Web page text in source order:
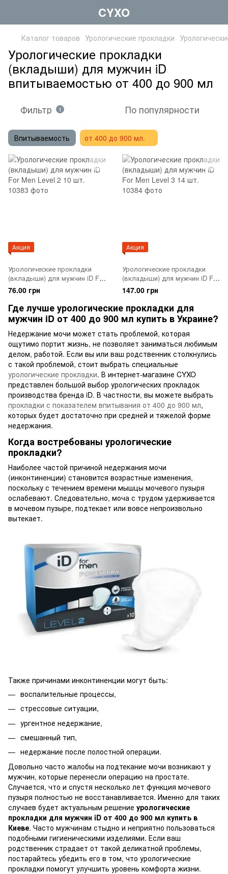
CYXO
Каталог товаров Урологические прокладки
Урологические прокладки
(вкладыши) для мужчин iD
впитываемостью от 400 до 900 мл
Фильтр 1 По популярности
Впитываемость от 400 до 900 мл.
Акция
Урологические прокладки
(вкладыши) для мужчин iD For
Men Level 2 10 шт.
76.00 грн
Акция
Урологические прокладки
(вкладыши) для мужчин iD For
Men Level 3 14 шт.
147.00 грн
Где лучше урологические прокладки для
мужчин iD от 400 до 900 мл купить в Украине?
Недержание мочи может стать проблемой, которая
ощутимо портит жизнь, не позволяет заниматься любимым
делом, работой. Если вы или ваш родственник столкнулись
с такой проблемой, стоит выбрать специальные
урологические прокладки. В интернет-магазине CYXO
представлен большой выбор урологических прокладок
производства бренда iD. В частности, вы можете выбрать
прокладки с показателем впитывания от 400 до 900 мл,
которых будет достаточно при средней и тяжелой форме
недержания.
Когда востребованы урологические
прокладки?
Наиболее частой причиной недержания мочи
(инконтиненции) становится возрастные изменения,
поскольку с течением времени мышцы мочевого пузыря
ослабевают. Следовательно, моча с трудом удерживается
в мочевом пузыре, подтекает или вовсе непроизвольно
вытекает.
Также причинами инконтиненции могут быть:
воспалительные процессы,
стрессовые ситуации,
ургентное недержание,
смешанный тип,
недержание после полостной операции.
Довольно часто жалобы на подтекание мочи возникают у
мужчин, которые перенесли операцию на простате.
Случается, что и спустя несколько лет функция мочевого
пузыря полностью не восстанавливается. Именно для таких
случаев будет актуальным решение урологические
прокладки для мужчин iD от 400 до 900 мл купить в
Киеве. Часто мужчинам стыдно и неприятно пользоваться
подобными гигиеническими изделиями. Если ваш
родственник страдает от такой деликатной проблемы,
постарайтесь убедить его в том, что урологические
прокладки помогут улучшить уровень комфорта жизни.